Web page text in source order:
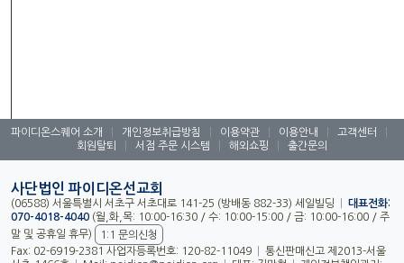
파이디온스퀘어 소개 개인정보취급방침 이용약관 이용안내 고객센터
회원탈퇴
서점 주문 시스템 해외쇼핑 출간문의
사단법인 파이디온선교회
(06588) 서울특별시 서초구 서초대로 141-25 (방배동 882-33) 세일빌딩
대표전화:
070-4018-4040 (월,화,목: 10:00-16:30 / 수: 10:00-15:00 / 금: 10:00-16:00 / 주
말 및 공휴일 휴무)
1:1 문의신청
Fax: 02-6919-2381 사업자등록번호: 120-82-11049
통신판매신고 제2013-서울